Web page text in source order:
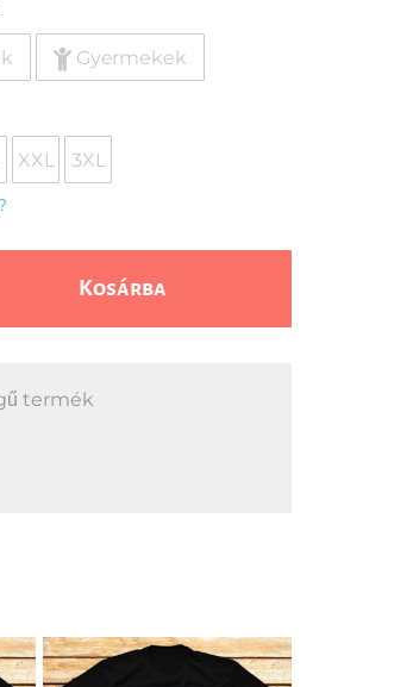
Gyermekek
XXL 3XL
Kosárba
termék